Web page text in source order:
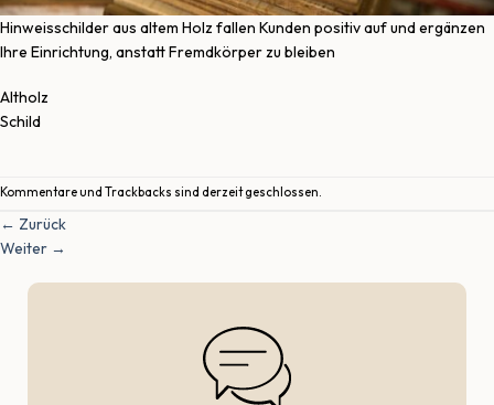
Hinweisschilder aus altem Holz fallen Kunden positiv auf und ergänzen
Ihre Einrichtung, anstatt Fremdkörper zu bleiben
Altholz
Schild
Kommentare und Trackbacks sind derzeit geschlossen.
← Zurück
Weiter →